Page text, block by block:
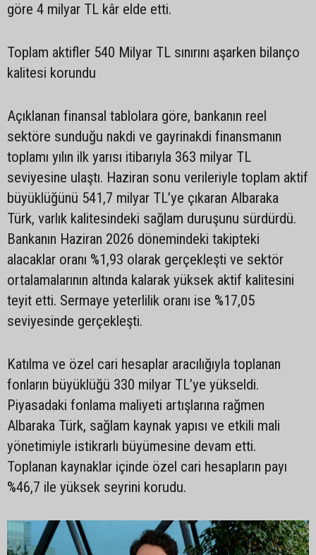
göre 4 milyar TL kâr elde etti.
Toplam aktifler 540 Milyar TL sınırını aşarken bilanço
kalitesi korundu
Açıklanan finansal tablolara göre, bankanın reel
sektöre sunduğu nakdi ve gayrinakdi finansmanın
toplamı yılın ilk yarısı itibarıyla 363 milyar TL
seviyesine ulaştı. Haziran sonu verileriyle toplam aktif
büyüklüğünü 541,7 milyar TL’ye çıkaran Albaraka
Türk, varlık kalitesindeki sağlam duruşunu sürdürdü.
Bankanın Haziran 2026 dönemindeki takipteki
alacaklar oranı %1,93 olarak gerçekleşti ve sektör
ortalamalarının altında kalarak yüksek aktif kalitesini
teyit etti. Sermaye yeterlilik oranı ise %17,05
seviyesinde gerçekleşti.
Katılma ve özel cari hesaplar aracılığıyla toplanan
fonların büyüklüğü 330 milyar TL’ye yükseldi.
Piyasadaki fonlama maliyeti artışlarına rağmen
Albaraka Türk, sağlam kaynak yapısı ve etkili mali
yönetimiyle istikrarlı büyümesine devam etti.
Toplanan kaynaklar içinde özel cari hesapların payı
%46,7 ile yüksek seyrini korudu.